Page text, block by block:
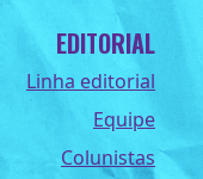
EDITORIAL
Linha editorial
Equipe
Colunistas